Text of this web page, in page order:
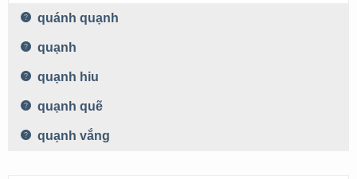
quánh quạnh
quạnh
quạnh hiu
quạnh quẽ
quạnh vắng